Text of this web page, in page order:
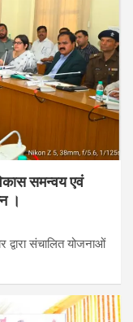
समन्वय एवं
।
संचालित योजनाओं